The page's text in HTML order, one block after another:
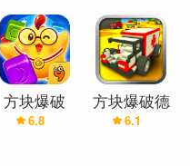
费休闲游戏中，您将需要发
。尽情享受这场纯粹的单机
方块爆破
HD
6.8
方块爆破德
比
6.1